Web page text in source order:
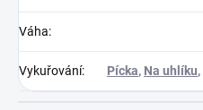
Váha:
Vykuřování: Pícka, Na uhlíku,